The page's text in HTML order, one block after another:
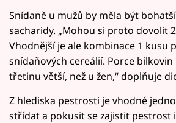
Snídaně u mužů by měla být
sacharidy. „Mohou si proto dovolit
Vhodnější je ale kombinace 1 kusu
snídaňových cereálií. Porce
třetinu větší, než u žen,“ doplňuje
Z hlediska pestrosti je vhodné
střídat a pokusit se zajistit pestrost